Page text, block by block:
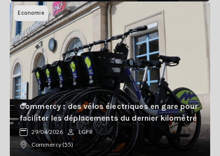
Economie
Commercy : des vélos électriques en gare pour
faciliter les déplacements du dernier kilomètre
29/04/2026
LGFR
Commercy (55)